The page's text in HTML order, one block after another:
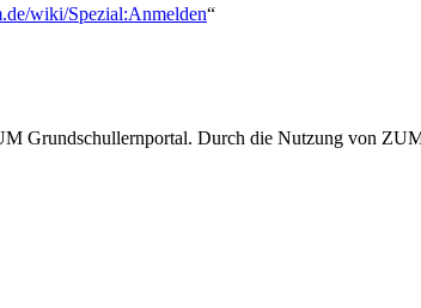
wiki/Spezial:Anmelden“
Grundschullernportal. Durch die Nutzung von